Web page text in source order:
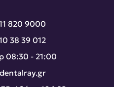
08:30 - 21:00
820 9000
38 39 012